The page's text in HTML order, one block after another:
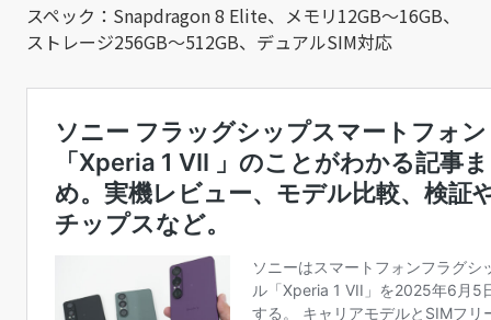
スペック：Snapdragon 8 Elite、メモリ12GB～16GB、
ストレージ256GB～512GB、デュアルSIM対応